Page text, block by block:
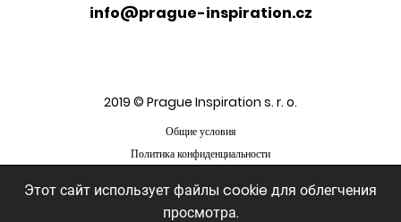
info@prague-inspiration.cz
2019 © Prague Inspiration s. r. o.
Общие условия
Политика конфиденциальности
Этот сайт использует файлы cookie для облегчения
просмотра.